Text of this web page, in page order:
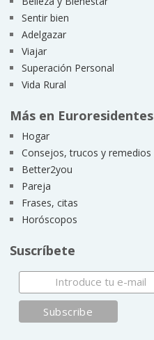
Sentir bien
Adelgazar
Viajar
Superación Personal
Vida Rural
Más en Euroresidentes
Hogar
Consejos, trucos y remedios
Better2you
Pareja
Frases, citas
Horóscopos
Suscríbete